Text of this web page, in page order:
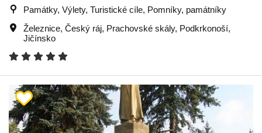
Památky, Výlety, Turistické cíle, Pomníky, památníky
Železnice, Český ráj, Prachovské skály, Podkrkonoší,
Jičínsko